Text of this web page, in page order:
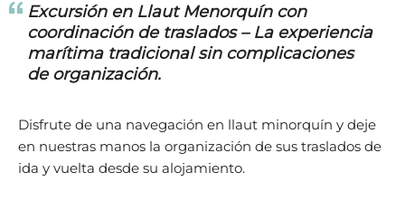
Excursión en Llaut Menorquín con
coordinación de traslados – La experiencia
marítima tradicional sin complicaciones
de organización.
Disfrute de una navegación en llaut minorquín y deje
en nuestras manos la organización de sus traslados de
ida y vuelta desde su alojamiento.